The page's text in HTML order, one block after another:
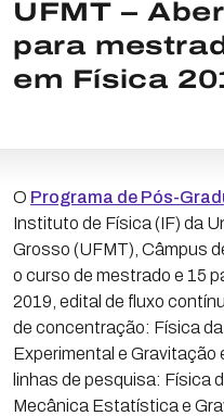
UFMT –
para
em Física
O Programa de Pós-
Instituto de Física (IF) da
Grosso (UFMT), Câmpus
o curso de mestrado e 15
2019, edital de fluxo
de concentração: Física
Experimental e Gravitação
linhas de pesquisa: Física
Mecânica Estatística e